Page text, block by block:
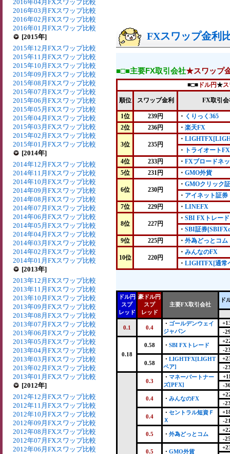
2016年04月FXスワップ比較
2016年03月FXスワップ比較
2016年02月FXスワップ比較
2016年01月FXスワップ比較
[2015年]
2015年12月FXスワップ比較
2015年11月FXスワップ比較
2015年10月FXスワップ比較
2015年09月FXスワップ比較
2015年08月FXスワップ比較
2015年07月FXスワップ比較
2015年06月FXスワップ比較
2015年05月FXスワップ比較
2015年04月FXスワップ比較
2015年03月FXスワップ比較
2015年02月FXスワップ比較
2015年01月FXスワップ比較
[2014年]
2014年12月FXスワップ比較
2014年11月FXスワップ比較
2014年10月FXスワップ比較
2014年09月FXスワップ比較
2014年08月FXスワップ比較
2014年07月FXスワップ比較
2014年06月FXスワップ比較
2014年05月FXスワップ比較
2014年04月FXスワップ比較
2014年03月FXスワップ比較
2014年02月FXスワップ比較
2014年01月FXスワップ比較
[2013年]
2013年12月FXスワップ比較
2013年11月FXスワップ比較
2013年10月FXスワップ比較
2013年09月FXスワップ比較
2013年08月FXスワップ比較
2013年07月FXスワップ比較
2013年06月FXスワップ比較
2013年05月FXスワップ比較
2013年04月FXスワップ比較
2013年03月FXスワップ比較
2013年02月FXスワップ比較
2013年01月FXスワップ比較
[2012年]
2012年12月FXスワップ比較
2012年11月FXスワップ比較
2012年10月FXスワップ比較
2012年09月FXスワップ比較
2012年08月FXスワップ比較
2012年07月FXスワップ比較
2012年06月FXスワップ比較
FXスワップ金利
■□■主要FX取引会社★スワップ
■□■ ドル円★
順位 スワップ金利 FX取引会
1位 239円 ・ くりっく365
2位
236円 ・ 楽天FX
3位 235円
・
・
トライオートFX
4位
233円 ・ FXブロードネ
5位
231円 ・ GMO外貨
6位 230円
・ GMOクリック
・ アイネット証券
7位
229円 ・ LINEFX
8位 227円
・ SBI FXトレード
・ SBI証券
9位
225円 ・ 外為どっとコム
10位 220円
・ みんなのFX
・ LIGHTFX[通常
ドル円
スプ
レッド
豪ドル円
スプ
レッド
主要FX取引会社
ド
0.1 0.4
・ ゴールデンウェイ
ジャパン
-
0.18
0.58 ・ SBI FXトレード
-
0.58
・ LIGHTFX[LIGHT
ペア]
-
0.3
・ マネーパートナー
ズ[PFX]
-
0.4 ・ みんなのFX
-
0.4
・ セントラル短資Ｆ
Ｘ
-
0.5 ・ 外為どっとコム
-
0.5 ・ GMO外貨